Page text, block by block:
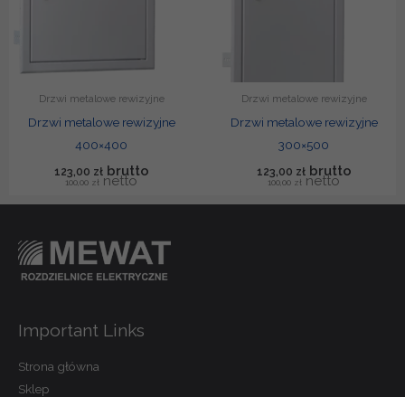
Drzwi metalowe rewizyjne
Drzwi metalowe rewizyjne
400×400
123,00 zł
100,00 zł
Drzwi metalowe rewizyjne
Drzwi metalowe rewizyjne
300×500
123,00 zł
100,00 zł
Important Links
Strona główna
Sklep